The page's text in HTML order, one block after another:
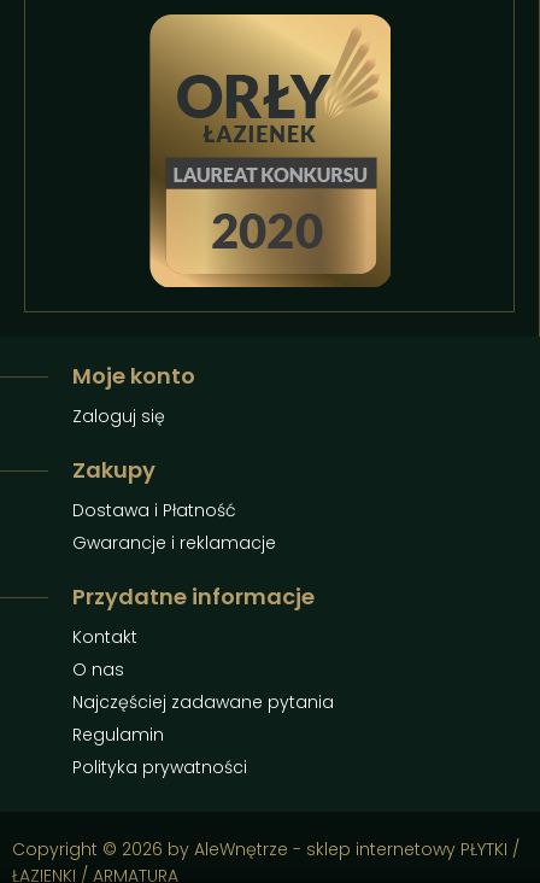
Moje konto
Zaloguj się
Zakupy
Dostawa i Płatność
Gwarancje i reklamacje
Przydatne informacje
Kontakt
O nas
Najczęściej zadawane pytania
Regulamin
Polityka prywatności
Copyright © 2026 by AleWnętrze - sklep internetowy PŁYTKI /
ŁAZIENKI / ARMATURA